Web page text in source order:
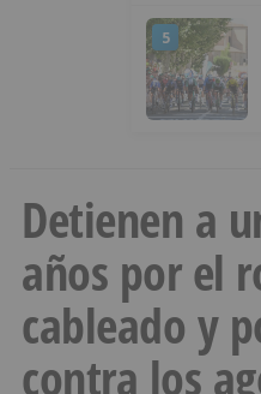
5
Detienen a
años por el
cableado y
contra los